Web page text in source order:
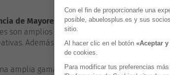
de Mayores
están diseñadas para
son amplios y luminosos, promoviendo la
Además, los jardines y áreas exteriores
amplia gama de servicios, que incluyen